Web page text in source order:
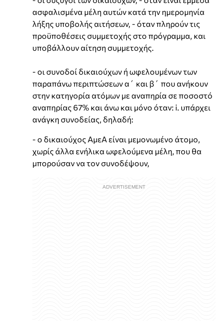
ασφαλισμένα μέλη αυτών κατά την ημερομηνία
λήξης υποβολής αιτήσεων, - όταν πληρούν τις
προϋποθέσεις συμμετοχής στο πρόγραμμα, και
υποβάλλουν αίτηση συμμετοχής.
- οι συνοδοί δικαιούχων ή ωφελουμένων των
παραπάνω περιπτώσεων α΄ και β΄ που ανήκουν
στην κατηγορία ατόμων με αναπηρία σε ποσοστό
αναπηρίας 67% και άνω και μόνο όταν: i. υπάρχει
ανάγκη συνοδείας, δηλαδή:
- ο δικαιούχος ΑμεΑ είναι μεμονωμένο άτομο,
χωρίς άλλα ενήλικα ωφελούμενα μέλη, που θα
μπορούσαν να τον συνοδέψουν,